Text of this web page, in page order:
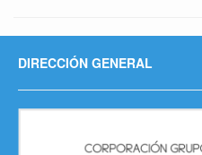
DIRECCIÓN GENERAL